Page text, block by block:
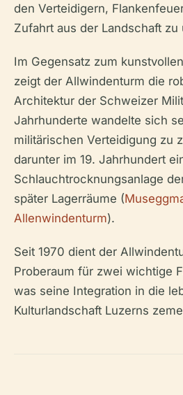
den Verteidigern,
Zufahrt aus der Landschaft zu
Im Gegensatz zum
zeigt der Allwindenturm die
Architektur der Schweizer
Jahrhunderte wandelte sich
militärischen Verteidigung zu
darunter im 19. Jahrhundert
Schlauchtrocknungsanlage
später Lagerräume (
Allenwindenturm).
Seit 1970 dient der
Proberaum für zwei wichtige
was seine Integration in die
Kulturlandschaft Luzerns